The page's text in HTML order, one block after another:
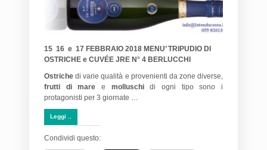
15 16 e 17 FEBBRAIO 2018 MENU’ TRIPUDIO DI
OSTRICHE e CUVÉE JRE N° 4 BERLUCCHI
Ostriche di varie qualità e provenienti da zone diverse,
frutti di mare e molluschidi ogni tipo sono i
protagonisti per 3 giornate …
Leggi ..
Condividi questo: